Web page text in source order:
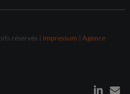
réservés | Impressum | Agence